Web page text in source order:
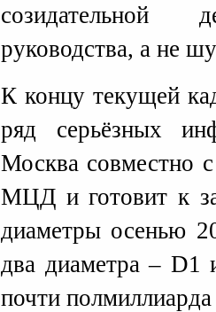
созидательной
руководства, а не
К концу текущей
ряд серьёзных
Москва совместно
МЦД и готовит к
диаметры осенью
два диаметра – D1
почти